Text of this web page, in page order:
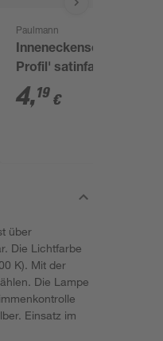
Paulmann
Inneneckenset 'Delta
Profil' satinfarben 2
Stück
4,19 €
über
Die Lichtfarbe
K). Mit der
Die Lampe
Einsatz im